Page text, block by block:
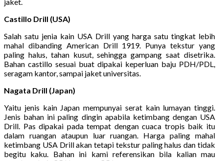
Castillo Drill (USA)
Salah satu jenia kain USA Drill yang harga satu tingkat lebih
mahal dibanding American Drill 1919. Punya tekstur yang
paling halus, tahan kusut, sehingga gampang saat disetrika.
Bahan castillo sesuai buat dipakai keperluan baju PDH/PDL,
seragam kantor, sampai jaket universitas.
Nagata Drill (Japan)
Yaitu jenis kain Japan mempunyai serat kain lumayan tinggi.
Jenis bahan ini paling dingin apabila ketimbang dengan USA
Drill. Pas dipakai pada tempat dengan cuaca tropis baik itu
dalam ruangan ataupun luar ruangan. Harga paling mahal
ketimbang USA Drill akan tetapi tekstur paling halus dan tidak
begitu kaku. Bahan ini kami referensikan bila kalian mau